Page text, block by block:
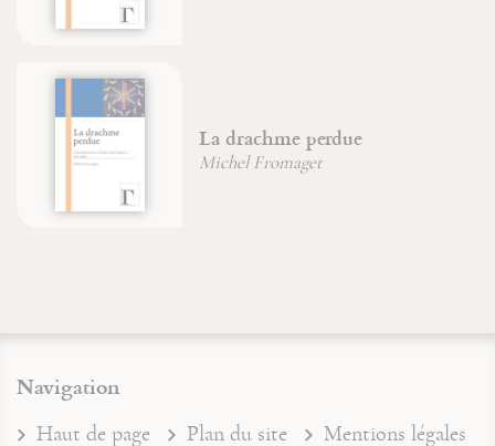
La drachme perdue
Michel Fromaget
Navigation
Haut de page Plan du site
Mentions légales